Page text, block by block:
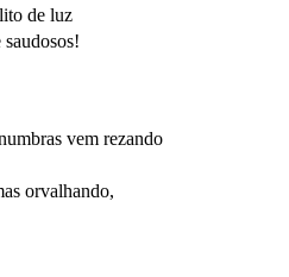
de luz
vem rezando
orvalhando,